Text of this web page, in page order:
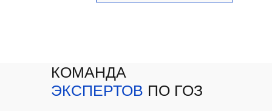
КОМАНДА
ЭКСПЕРТОВ ПО ГОЗ